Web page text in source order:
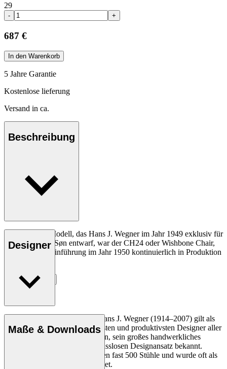
29
- +
687 €
In den Warenkorb
5 Jahre Garantie
Kostenlose lieferung
Versand in ca.
Beschreibung
Das allererste Modell, das Hans J. Wegner im Jahr 1949 exklusiv für
Carl Hansen & Søn entwarf, war der CH24 oder Wishbone Chair,
der seit seiner Einführung im Jahr 1950 kontinuierlich in Produktion
Entdecke mehr
Designer
Der dänische Möbeldesigner Hans J. Wegner (1914–2007) gilt als
einer der kreativsten, innovativsten und produktivsten Designer aller
Zeiten und ist für seine Präzision, sein großes handwerkliches
Geschick und seinen kompromisslosen Designansatz bekannt.
Wegner entwarf in seinem Leben fast 500 Stühle und wurde oft als
der Meister des Stuhls bezeichnet.
Maße & Downloads